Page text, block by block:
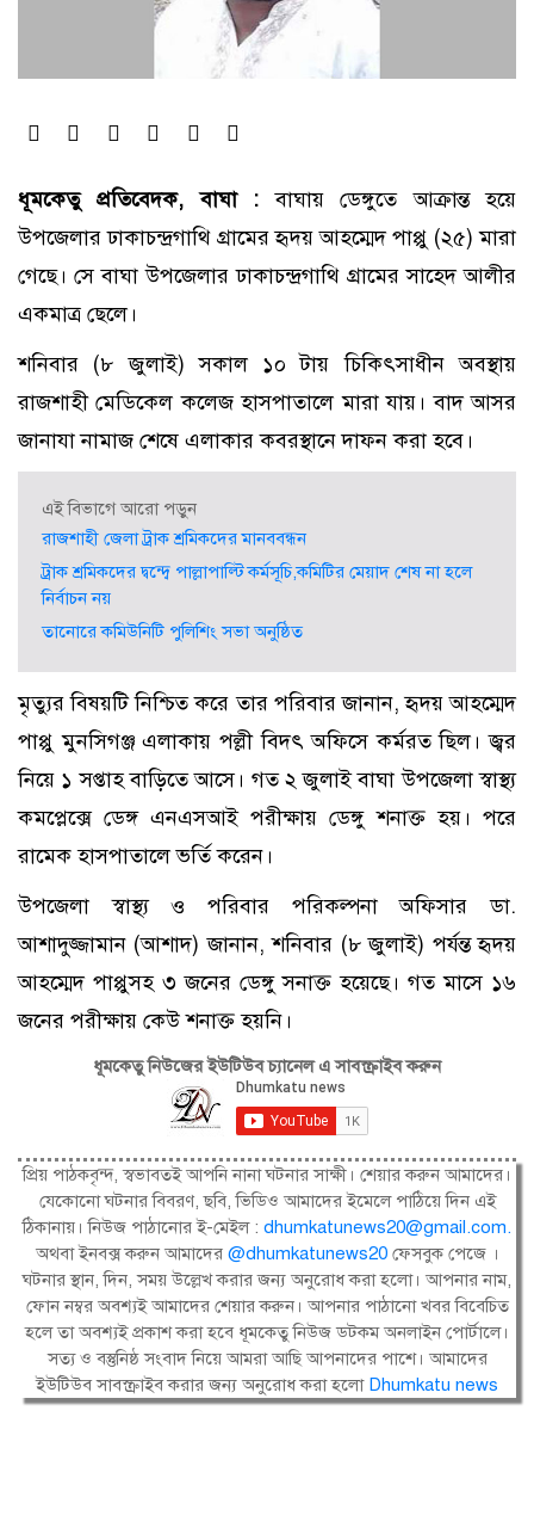
ধূমকেতু প্রতিবেদক, বাঘা :বাঘায় ডেঙ্গুতে আক্রান্ত হয়ে
উপজেলার ঢাকাচন্দ্রগাথি গ্রামের হৃদয় আহম্মেদ পাপ্পু (২৫) মারা
গেছে। সে বাঘা উপজেলার ঢাকাচন্দ্রগাথি গ্রামের সাহেদ আলীর
একমাত্র ছেলে।
শনিবার (৮ জুলাই) সকাল ১০ টায় চিকিৎসাধীন অবস্থায়
রাজশাহী মেডিকেল কলেজ হাসপাতালে মারা যায়। বাদ আসর
জানাযা নামাজ শেষে এলাকার কবরস্থানে দাফন করা হবে।
এই বিভাগে আরো পড়ুন
রাজশাহী জেলা ট্রাক শ্রমিকদের মানববন্ধন
ট্রাক শ্রমিকদের দ্বন্দ্বে পাল্লাপাল্টি কর্মসূচি,কমিটির মেয়াদ শেষ না হলে
নির্বাচন নয়
তানোরে কমিউনিটি পুলিশিং সভা অনুষ্ঠিত
মৃত্যুর বিষয়টি নিশ্চিত করে তার পরিবার জানান, হৃদয় আহম্মেদ
পাপ্পু মুনসিগঞ্জ এলাকায় পল্লী বিদৎ অফিসে কর্মরত ছিল। জ্বর
নিয়ে ১ সপ্তাহ বাড়িতে আসে। গত ২ জুলাই বাঘা উপজেলা স্বাস্থ্য
কমপ্লেক্সে ডেঙ্গ এনএসআই পরীক্ষায় ডেঙ্গু শনাক্ত হয়। পরে
রামেক হাসপাতালে ভর্তি করেন।
উপজেলা স্বাস্থ্য ও পরিবার পরিকল্পনা অফিসার ডা.
আশাদুজ্জামান (আশাদ) জানান, শনিবার (৮ জুলাই) পর্যন্ত হৃদয়
আহম্মেদ পাপ্পুসহ ৩ জনের ডেঙ্গু সনাক্ত হয়েছে। গত মাসে ১৬
জনের পরীক্ষায় কেউ শনাক্ত হয়নি।
ধূমকেতু নিউজের ইউটিউব চ্যানেল এ সাবস্ক্রাইব করুন
প্রিয় পাঠকবৃন্দ, স্বভাবতই আপনি নানা ঘটনার সাক্ষী। শেয়ার করুন আমাদের।
যেকোনো ঘটনার বিবরণ, ছবি, ভিডিও আমাদের ইমেলে পাঠিয়ে দিন এই
ঠিকানায়। নিউজ পাঠানোর ই-মেইল : dhumkatunews20@gmail.com.
অথবা ইনবক্স করুন আমাদের@dhumkatunews20 ফেসবুক পেজে ।
ঘটনার স্থান, দিন, সময় উল্লেখ করার জন্য অনুরোধ করা হলো। আপনার নাম,
ফোন নম্বর অবশ্যই আমাদের শেয়ার করুন। আপনার পাঠানো খবর বিবেচিত
হলে তা অবশ্যই প্রকাশ করা হবে ধূমকেতু নিউজ ডটকম অনলাইন পোর্টালে।
সত্য ও বস্তুনিষ্ঠ সংবাদ নিয়ে আমরা আছি আপনাদের পাশে। আমাদের
ইউটিউব সাবস্ক্রাইব করার জন্য অনুরোধ করা হলো Dhumkatu news